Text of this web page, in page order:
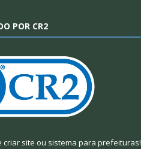
POR CR2
criar site ou sistema para prefeituras!